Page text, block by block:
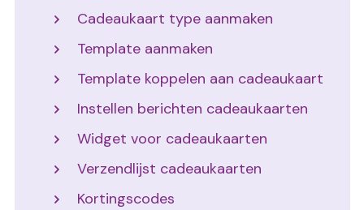
Cadeaukaart type aanmaken
Template aanmaken
Template koppelen aan cadeaukaart
Instellen berichten cadeaukaarten
Widget voor cadeaukaarten
Verzendlijst cadeaukaarten
Kortingscodes